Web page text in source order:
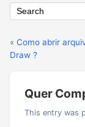
« Como abrir
Draw ?
Quer
This entry was